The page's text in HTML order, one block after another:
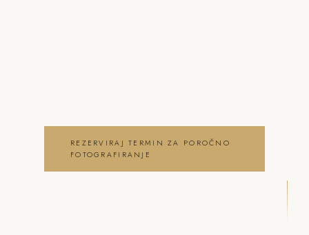
REZERVIRAJ TERMIN ZA POROČNO
FOTOGRAFIRANJE